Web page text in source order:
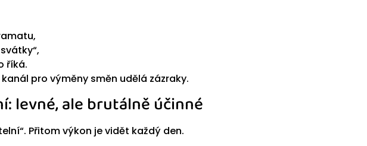
říká.
pro výměny směn udělá zázraky.
levné, ale brutálně účinné
Přitom výkon je vidět každý den.